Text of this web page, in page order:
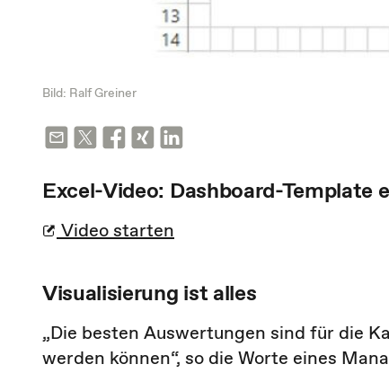
Bild: Ralf Greiner
Excel-Video: Dashboard-Template
Video starten
Visualisierung ist alles
„Die besten Auswertungen sind für die
werden können“, so die Worte eines